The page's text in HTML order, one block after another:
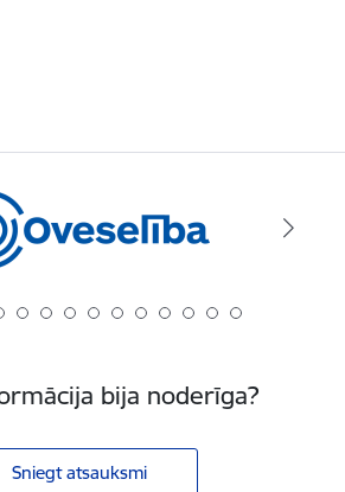
bija noderīga?
Sniegt atsauksmi